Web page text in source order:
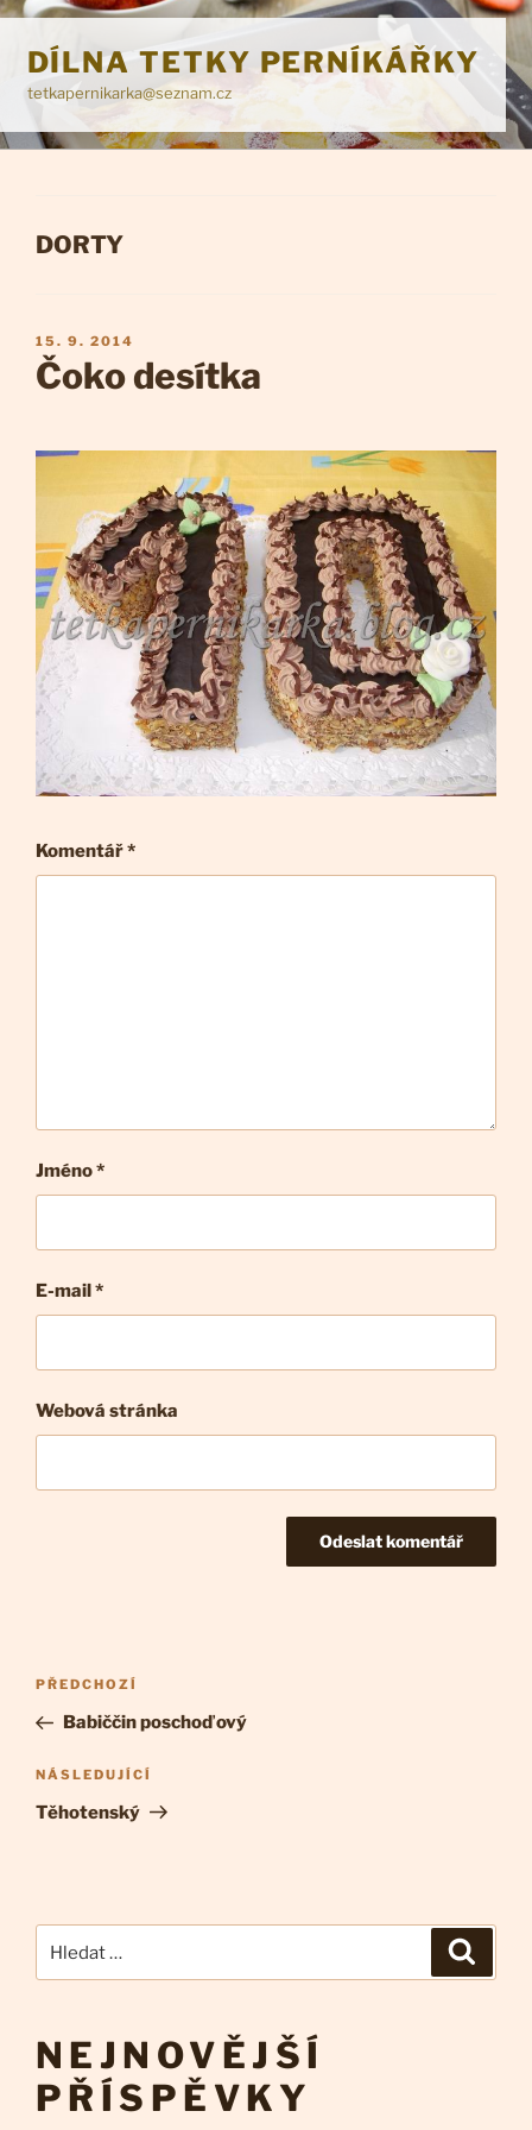
Přejít
obsahu
webu
DÍLNA TETKY PERNÍKÁŘKY
tetkapernikarka@seznam.cz
RUBRIKY
DORTY
PUBLIKOVÁNO
15. 9. 2014
Čoko desítka
Komentář*
Jméno *
E-mail*
Webová stránka
Navigace
pro
příspěvek
Předchozí
příspěvek
PŘEDCHOZÍ
Babiččin poschoďový
Následující
příspěvek
NÁSLEDUJÍCÍ
Těhotenský
NEJNOVĚJŠÍ
PŘÍSPĚVKY